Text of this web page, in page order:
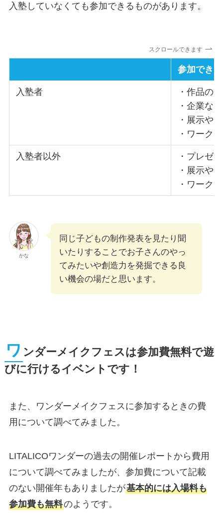
入塾していなくても参加できるものがあります。
スクロールできます
参加でき
入塾者
・作品の
・企業な
・展示や
・ワーク
入塾者以外
・プレゼ
・展示や
・ワーク
かな
同じ子どもの制作発表を見たり聞
いたりすることでお子さんのやっ
てみたいや創造力を発掘できる良
い機会の場だと思います。
ワ ンダーメイクフェスは参加費無料で遊
びに行けるイベントです！
また、ワンダーメイクフェスに参加するときの費
用について調べてみました。
LITALICOワンダーの過去の開催レポートから費用
について調べてみましたが、参加費について記載
のない開催年もありましたが基本的には入場料も
参加費も無料のようです。